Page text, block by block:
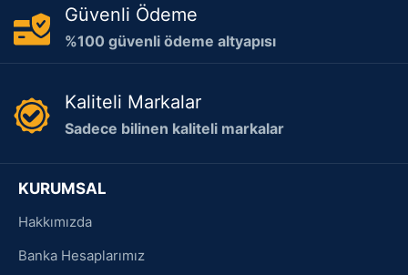
Güvenli Ödeme
%100 güvenli ödeme altyapısı
Kaliteli Markalar
Sadece bilinen kaliteli markalar
KURUMSAL
Hakkımızda
Banka Hesaplarımız